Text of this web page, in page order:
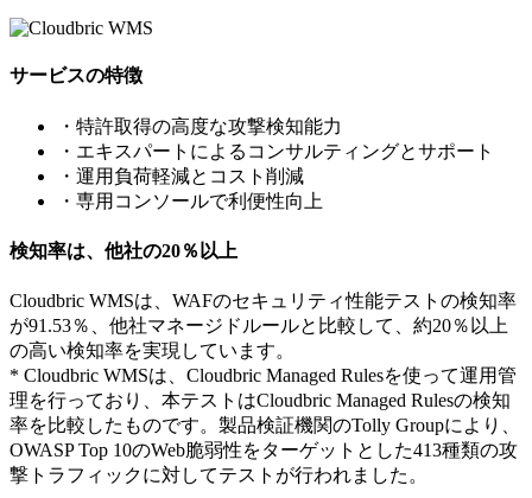
サービスの特徴
・特許取得の高度な攻撃検知能力
・エキスパートによるコンサルティングとサポート
・運用負荷軽減とコスト削減
・専用コンソールで利便性向上
検知率は、他社の20％以上
Cloudbric WMSは、WAFのセキュリティ性能テストの検知率
が91.53％、他社マネージドルールと比較して、約20％以上
の高い検知率を実現しています。
* Cloudbric WMSは、Cloudbric Managed Rulesを使って運用管
理を行っており、本テストはCloudbric Managed Rulesの検知
率を比較したものです。製品検証機関のTolly Groupにより、
OWASP Top 10のWeb脆弱性をターゲットとした413種類の攻
撃トラフィックに対してテストが行われました。